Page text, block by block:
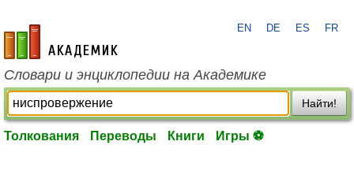
academic.ru
EN DE ES FR
Словари и энциклопедии на Академике
Найти!
Толкования Переводы Книги Игры ⚽